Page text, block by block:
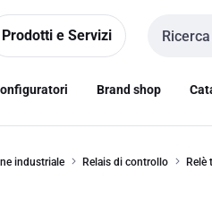
Prodotti e Servizi
Cerca input
Brand shop
industriale Relais di controllo Relè